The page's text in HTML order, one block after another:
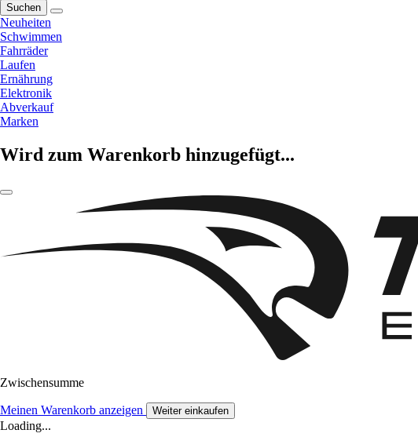
Suchen
Neuheiten
Schwimmen
Fahrräder
Laufen
Ernährung
Elektronik
Abverkauf
Marken
Wird zum Warenkorb hinzugefügt...
Zwischensumme
Meinen Warenkorb anzeigen Weiter einkaufen
Loading...